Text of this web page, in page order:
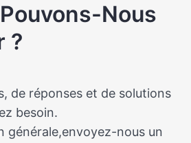
Nous
?
de réponses et de solutions
besoin.
générale,envoyez-nous un